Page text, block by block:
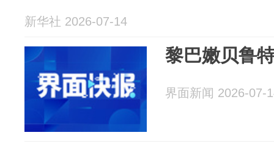
新华社 2026-07-14
黎巴嫩贝鲁
界面新闻 2026-07-